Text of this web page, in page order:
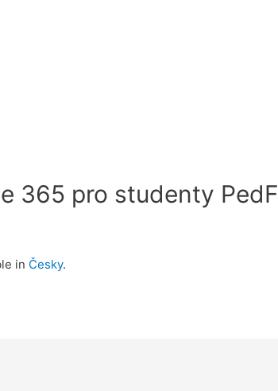
365 pro studenty PedF
in Česky.